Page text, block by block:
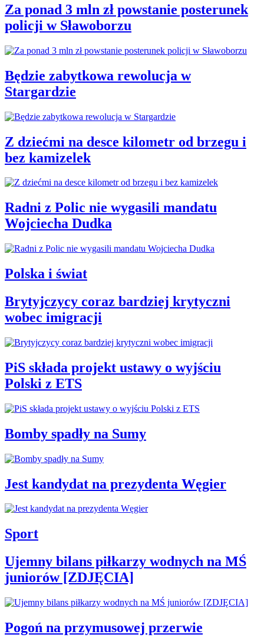
Za ponad 3 mln zł powstanie posterunek
policji w Sławoborzu
Będzie zabytkowa rewolucja w
Stargardzie
Z dziećmi na desce kilometr od brzegu i
bez kamizelek
Radni z Polic nie wygasili mandatu
Wojciecha Dudka
Polska i świat
Brytyjczycy coraz bardziej krytyczni
wobec imigracji
PiS składa projekt ustawy o wyjściu
Polski z ETS
Bomby spadły na Sumy
Jest kandydat na prezydenta Węgier
Sport
Ujemny bilans piłkarzy wodnych na MŚ
juniorów [ZDJĘCIA]
Pogoń na przymusowej przerwie